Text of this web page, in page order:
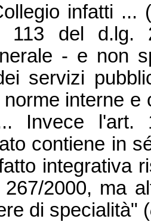
infatti ...
113 del d.lg.
- e non
servizi
interne
Invece
contiene in
integrativa
2000, ma
di specialità" (